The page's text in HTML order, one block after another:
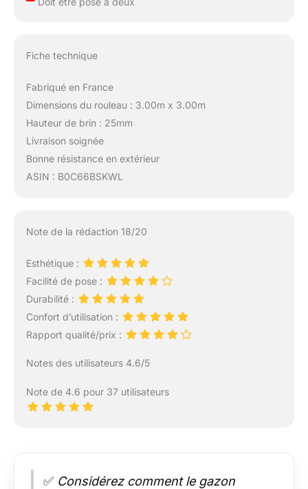
Fiche technique
Fabriqué en France
Dimensions du rouleau : 3.00m x 3.00m
Hauteur de brin : 25mm
Livraison soignée
Bonne résistance en extérieur
ASIN : B0C66BSKWL
Note de la rédaction 18/20
Esthétique :
Facilité de pose :
Durabilité :
Confort d’utilisation :
Rapport qualité/prix :
Notes des utilisateurs 4.6/5
Note de 4.6 pour 37 utilisateurs
✅ Considérez comment le gazon